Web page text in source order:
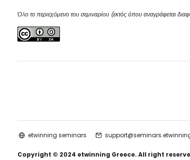
Όλο το περιεχόμενο του σεμιναρίου (εκτός όπου αναγράφεται
etwinning seminars
Copyright © 2024 etwinning Greece. All right